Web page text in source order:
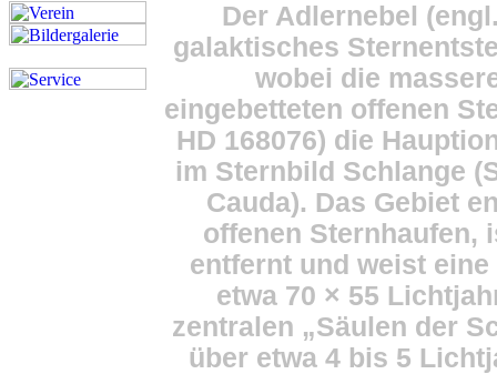
Der Adlernebel
galaktisches
wobei die
eingebetteten offenen
HD 168076) die
im Sternbild Schlange
Cauda). Das Gebiet
offenen Sternhaufen,
entfernt und weist
etwa 70 × 55
zentralen „Säulen der
über etwa 4 bis 5